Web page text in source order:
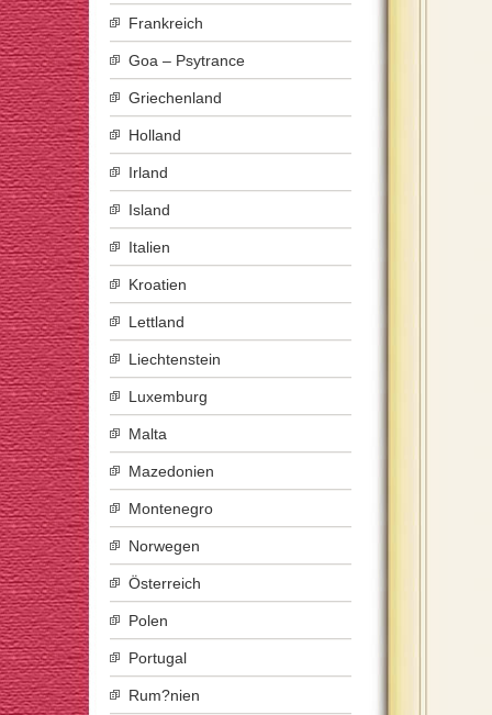
Frankreich
Goa – Psytrance
Griechenland
Holland
Irland
Island
Italien
Kroatien
Lettland
Liechtenstein
Luxemburg
Malta
Mazedonien
Montenegro
Norwegen
Österreich
Polen
Portugal
Rum?nien